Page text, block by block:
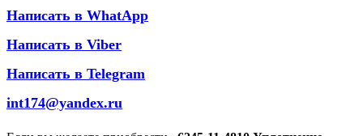
Написать в WhatApp
Написать в Viber
Написать в Telegram
int174@yandex.ru